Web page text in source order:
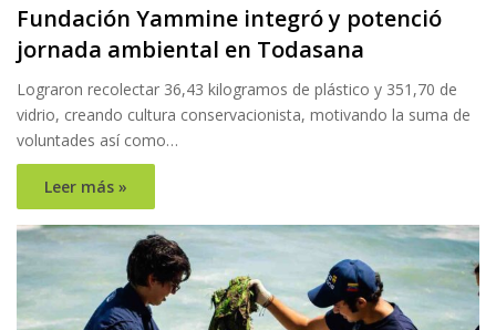
Fundación Yammine integró y potenció
jornada ambiental en Todasana
Lograron recolectar 36,43 kilogramos de plástico y 351,70 de
vidrio, creando cultura conservacionista, motivando la suma de
voluntades así como…
Leer más »